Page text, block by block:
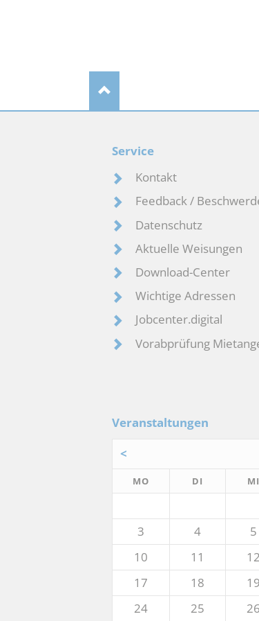
Service
Kontakt
Feedback /
Datenschutz
Aktuelle Weisungen
Download-Center
Wichtige Adressen
Jobcenter.digital
Vorabprüfung
Veranstaltungen
<
MO DI
3 4
5
10
11
17
18
24
25